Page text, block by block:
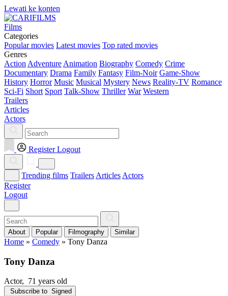
Lewati ke konten
Films
Categories
Popular movies Latest movies Top rated movies
Genres
Action Adventure Animation Biography Comedy Crime
Documentary Drama Family Fantasy Film-Noir Game-Show
History Horror Music Musical Mystery News Reality-TV Romance
Sci-Fi Short Sport Talk-Show Thriller War Western
Trailers
Articles
Actors
Register Logout
Trending films Trailers Articles Actors
Register
Logout
About Popular Filmography Similar
Home » Comedy » Tony Danza
Tony Danza
Actor, 71 years old
Subscribe to Signed